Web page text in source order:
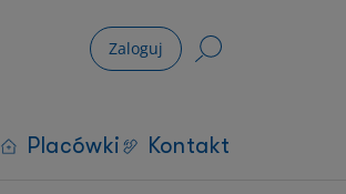
Zaloguj
Placówki Kontakt